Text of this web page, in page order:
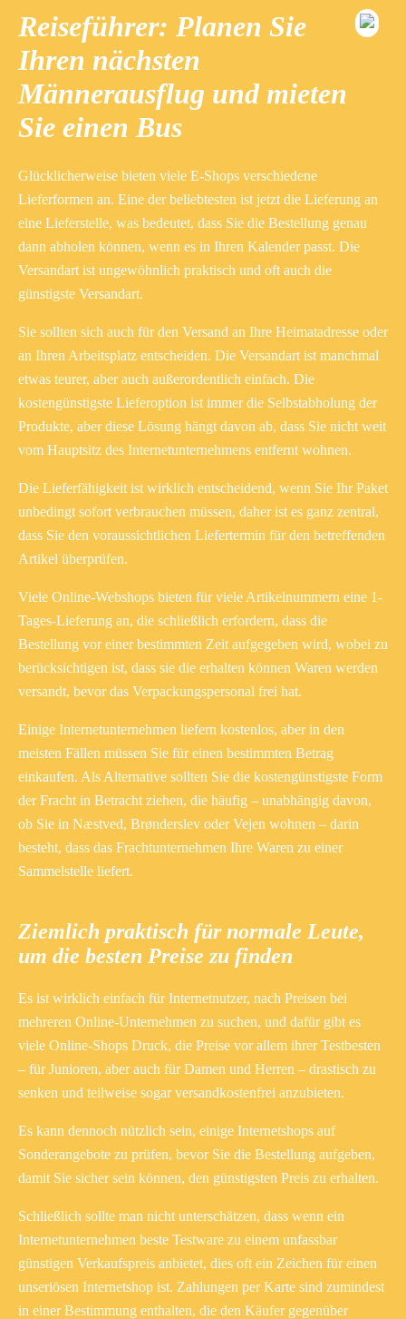
Reiseführer: Planen Sie
Ihren nächsten
Männerausflug und mieten
Sie einen Bus
Glücklicherweise bieten viele E-Shops verschiedene
Lieferformen an. Eine der beliebtesten ist jetzt die Lieferung an
eine Lieferstelle, was bedeutet, dass Sie die Bestellung genau
dann abholen können, wenn es in Ihren Kalender passt. Die
Versandart ist ungewöhnlich praktisch und oft auch die
günstigste Versandart.
Sie sollten sich auch für den Versand an Ihre Heimatadresse oder
an Ihren Arbeitsplatz entscheiden. Die Versandart ist manchmal
etwas teurer, aber auch außerordentlich einfach. Die
kostengünstigste Lieferoption ist immer die Selbstabholung der
Produkte, aber diese Lösung hängt davon ab, dass Sie nicht weit
vom Hauptsitz des Internetunternehmens entfernt wohnen.
Die Lieferfähigkeit ist wirklich entscheidend, wenn Sie Ihr Paket
unbedingt sofort verbrauchen müssen, daher ist es ganz zentral,
dass Sie den voraussichtlichen Liefertermin für den betreffenden
Artikel überprüfen.
Viele Online-Webshops bieten für viele Artikelnummern eine 1-
Tages-Lieferung an, die schließlich erfordern, dass die
Bestellung vor einer bestimmten Zeit aufgegeben wird, wobei zu
berücksichtigen ist, dass sie die erhalten können Waren werden
versandt, bevor das Verpackungspersonal frei hat.
Einige Internetunternehmen liefern kostenlos, aber in den
meisten Fällen müssen Sie für einen bestimmten Betrag
einkaufen. Als Alternative sollten Sie die kostengünstigste Form
der Fracht in Betracht ziehen, die häufig – unabhängig davon,
ob Sie in Næstved, Brønderslev oder Vejen wohnen – darin
besteht, dass das Frachtunternehmen Ihre Waren zu einer
Sammelstelle liefert.
Ziemlich praktisch für normale Leute,
um die besten Preise zu finden
Es ist wirklich einfach für Internetnutzer, nach Preisen bei
mehreren Online-Unternehmen zu suchen, und dafür gibt es
viele Online-Shops Druck, die Preise vor allem ihrer Testbesten
– für Junioren, aber auch für Damen und Herren – drastisch zu
senken und teilweise sogar versandkostenfrei anzubieten.
Es kann dennoch nützlich sein, einige Internetshops auf
Sonderangebote zu prüfen, bevor Sie die Bestellung aufgeben,
damit Sie sicher sein können, den günstigsten Preis zu erhalten.
Schließlich sollte man nicht unterschätzen, dass wenn ein
Internetunternehmen beste Testware zu einem unfassbar
günstigen Verkaufspreis anbietet, dies oft ein Zeichen für einen
unseriösen Internetshop ist. Zahlungen per Karte sind zumindest
in einer Bestimmung enthalten, die den Käufer gegenüber